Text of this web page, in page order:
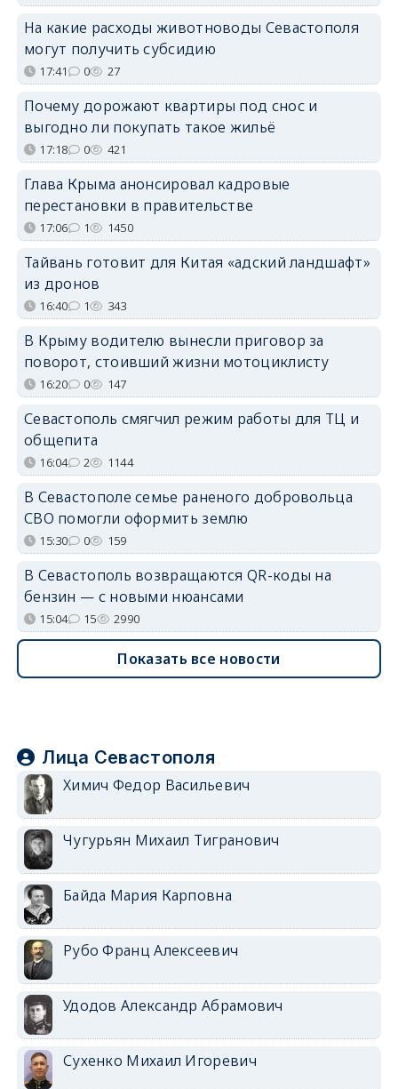
На какие расходы животноводы Севастополя
могут получить субсидию
17:41 0 27
Почему дорожают квартиры под снос и
выгодно ли покупать такое жильё
17:18 0 421
Глава Крыма анонсировал кадровые
перестановки в правительстве
17:06 1 1450
Тайвань готовит для Китая «адский ландшафт»
из дронов
16:40 1 343
В Крыму водителю вынесли приговор за
поворот, стоивший жизни мотоциклисту
16:20 0 147
Севастополь смягчил режим работы для ТЦ и
общепита
16:04 2 1144
В Севастополе семье раненого добровольца
СВО помогли оформить землю
15:30 0 159
В Севастополь возвращаются QR-коды на
бензин — с новыми нюансами
15:04 15 2990
Показать все новости
Лица Севастополя
Химич Федор Васильевич
Чугурьян Михаил Тигранович
Байда Мария Карповна
Рубо Франц Алексеевич
Удодов Александр Абрамович
Сухенко Михаил Игоревич